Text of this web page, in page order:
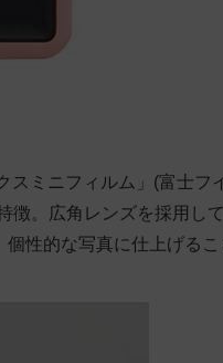
スミニフィルム」(富士フ
徴。広角レンズを採用し
性的な写真に仕上げるこ